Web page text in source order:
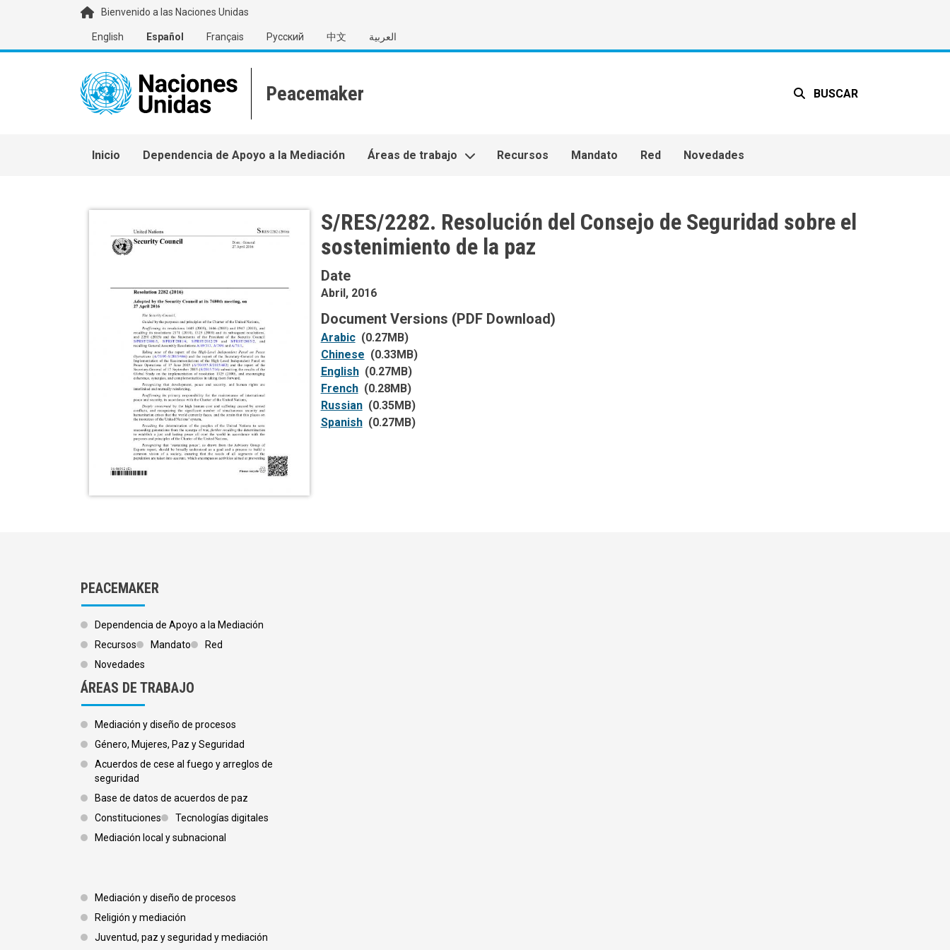
Pasar al contenido principalBienvenido a las Naciones Unidas
English Español Français Русский 中文 العربية
BUSCAR
Main navigation
Inicio Dependencia de Apoyo a la Mediación Áreas de trabajo Recursos Mandato Red Novedades
S/RES/2282. Resolución del Consejo de Seguridad sobre el
sostenimiento de la paz
Date
Abril, 2016
Document Versions (PDF Download)
Arabic (0.27MB)
Chinese (0.33MB)
English (0.27MB)
French (0.28MB)
Russian (0.35MB)
Spanish (0.27MB)
PEACEMAKER
Dependencia de Apoyo a la Mediación
Recursos
Mandato
Red
Novedades
ÁREAS DE TRABAJO
Mediación y diseño de procesos
Género, Mujeres, Paz y Seguridad
Acuerdos de cese al fuego y arreglos de
seguridad
Base de datos de acuerdos de paz
Constituciones
Tecnologías digitales
Mediación local y subnacional
Footer 3
Mediación y diseño de procesos
Religión y mediación
Juventud, paz y seguridad y mediación